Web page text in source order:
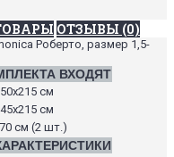
ОТЗЫВЫ (0)
Роберто, размер 1,5-
ВХОДЯТ
см
см
см (2 шт.)